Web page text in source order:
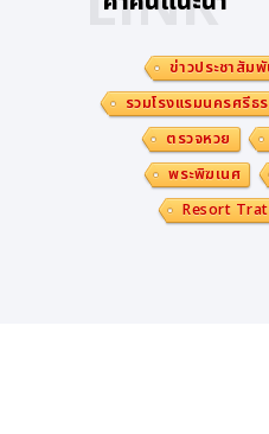
ข่าวประชาสัม
รวมโรงแรมนครศรีธ
ตรวจหวย
พระพิฆเนศ
Resort Trat